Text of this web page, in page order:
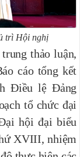
trì Hội nghị
thảo luận,
cáo tổng kết
Điều lệ Đảng
tổ chức đại
hội đại biểu
XVIII, nhiệm